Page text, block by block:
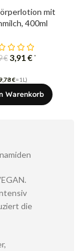
mit
400ml
€ 3,91€ *
€=1L)
Warenkorb
die